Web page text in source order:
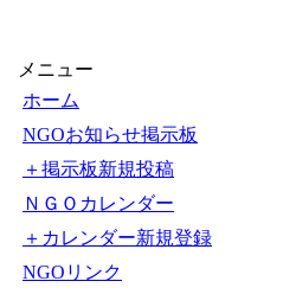
メニュー
ホーム
NGOお知らせ掲示板
＋掲示板新規投稿
ＮＧＯカレンダー
＋カレンダー新規登録
NGOリンク